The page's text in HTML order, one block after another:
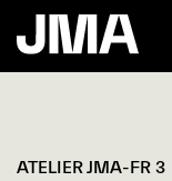
ATELIER JMA-FR 3